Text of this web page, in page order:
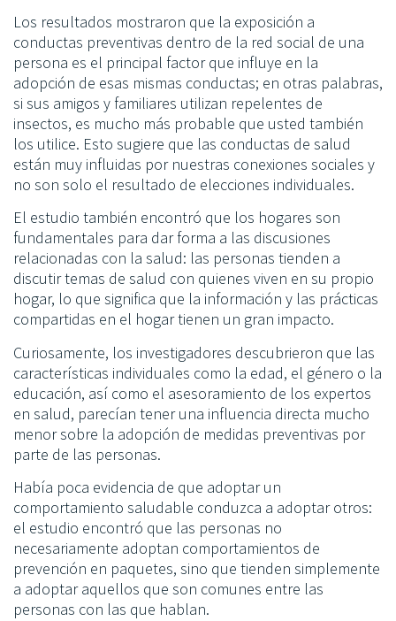
Los resultados mostraron que la exposición a
conductas preventivas dentro de la red social de una
persona es el principal factor que influye en la
adopción de esas mismas conductas; en otras palabras,
si sus amigos y familiares utilizan repelentes de
insectos, es mucho más probable que usted también
los utilice. Esto sugiere que las conductas de salud
están muy influidas por nuestras conexiones sociales y
no son solo el resultado de elecciones individuales.
El estudio también encontró que los hogares son
fundamentales para dar forma a las discusiones
relacionadas con la salud: las personas tienden a
discutir temas de salud con quienes viven en su propio
hogar, lo que significa que la información y las prácticas
compartidas en el hogar tienen un gran impacto.
Curiosamente, los investigadores descubrieron que las
características individuales como la edad, el género o la
educación, así como el asesoramiento de los expertos
en salud, parecían tener una influencia directa mucho
menor sobre la adopción de medidas preventivas por
parte de las personas.
Había poca evidencia de que adoptar un
comportamiento saludable conduzca a adoptar otros:
el estudio encontró que las personas no
necesariamente adoptan comportamientos de
prevención en paquetes, sino que tienden simplemente
a adoptar aquellos que son comunes entre las
personas con las que hablan.